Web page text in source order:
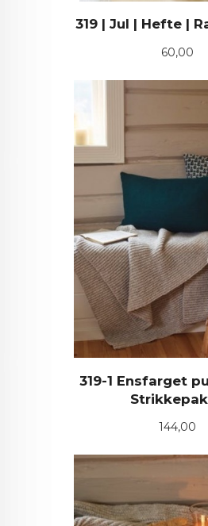
319 | Jul | Hefte |
Pris
60,00
319-1 Ensfarget
Pris
144,00